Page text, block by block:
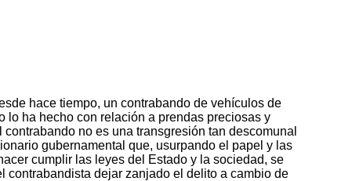
hace tiempo, un contrabando de vehículos de
lo ha hecho con relación a prendas preciosas y
no es una transgresión tan descomunal
gubernamental que, usurpando el papel y las
cumplir las leyes del Estado y la sociedad, se
contrabandista dejar zanjado el delito a cambio de